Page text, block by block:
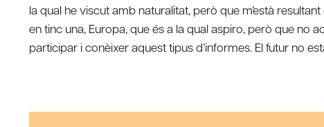
la qual he viscut amb naturalitat, però que m’està
en tinc una, Europa, que és a la qual aspiro, però que no
participar i conèixer aquest tipus d’informes. El futur no